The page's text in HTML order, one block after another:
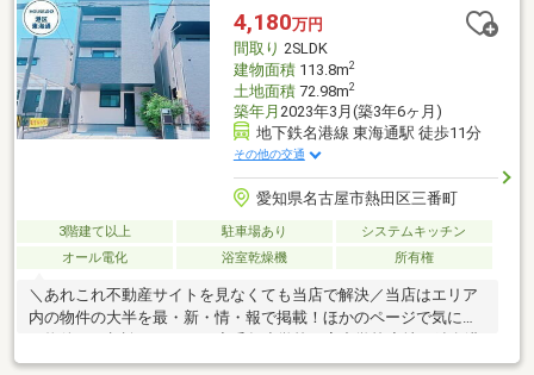
客様の理想の住まいを見つけます。＝＝＝＝＝＝＝＝＝＝＝＝＝
＝＝＝＝＝＝＝＝＝＝＝＝
4,180万円
間取り 2SLDK
建物面積113.8m2
土地面積72.98m2
築年月 2023年3月(築3年6ヶ月)
地下鉄名港線 東海通駅 徒歩11分
その他の交通
愛知県名古屋市熱田区三番町
3階建て以上 駐車場あり
システムキッチン
オール電化
浴室乾燥機 所有権
＼あれこれ不動産サイトを見なくても当店で解決／当店はエリア
内の物件の大半を最・新・情・報で掲載！ほかのページで気にな
線「東海通」駅 徒歩11分◆収納に便利なWIC有り◆小学校、保